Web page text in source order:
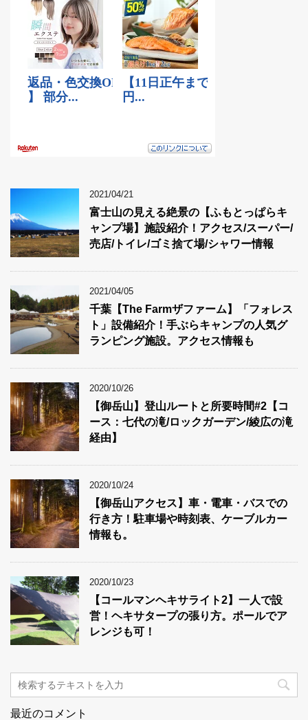
2021/04/21
富士山の見える絶景の【ふもとっぱらキ
ャンプ場】施設紹介！アクセス/スーパー/
売店/トイレ/ゴミ捨て場/シャワー情報
2021/04/05
千葉【The Farmザファーム】「フォレス
ト」設備紹介！手ぶらキャンプの人気グ
ランピング施設。アクセス情報も
2020/10/26
【御岳山】登山ルートと所要時間#2【コ
ース：七代の滝/ロックガーデン/綾広の滝
経由】
2020/10/24
【御岳山アクセス】車・電車・バスでの
行き方！駐車場や時刻表、ケーブルカー
情報も。
2020/10/23
【コールマンヘキサライト2】一人で設
営！ヘキサタープの張り方。ポールでア
レンジも可！
最近のコメント